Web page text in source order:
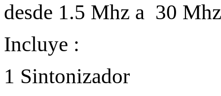
desde 1.5 Mhz a 30
Incluye :
1 Sintonizador